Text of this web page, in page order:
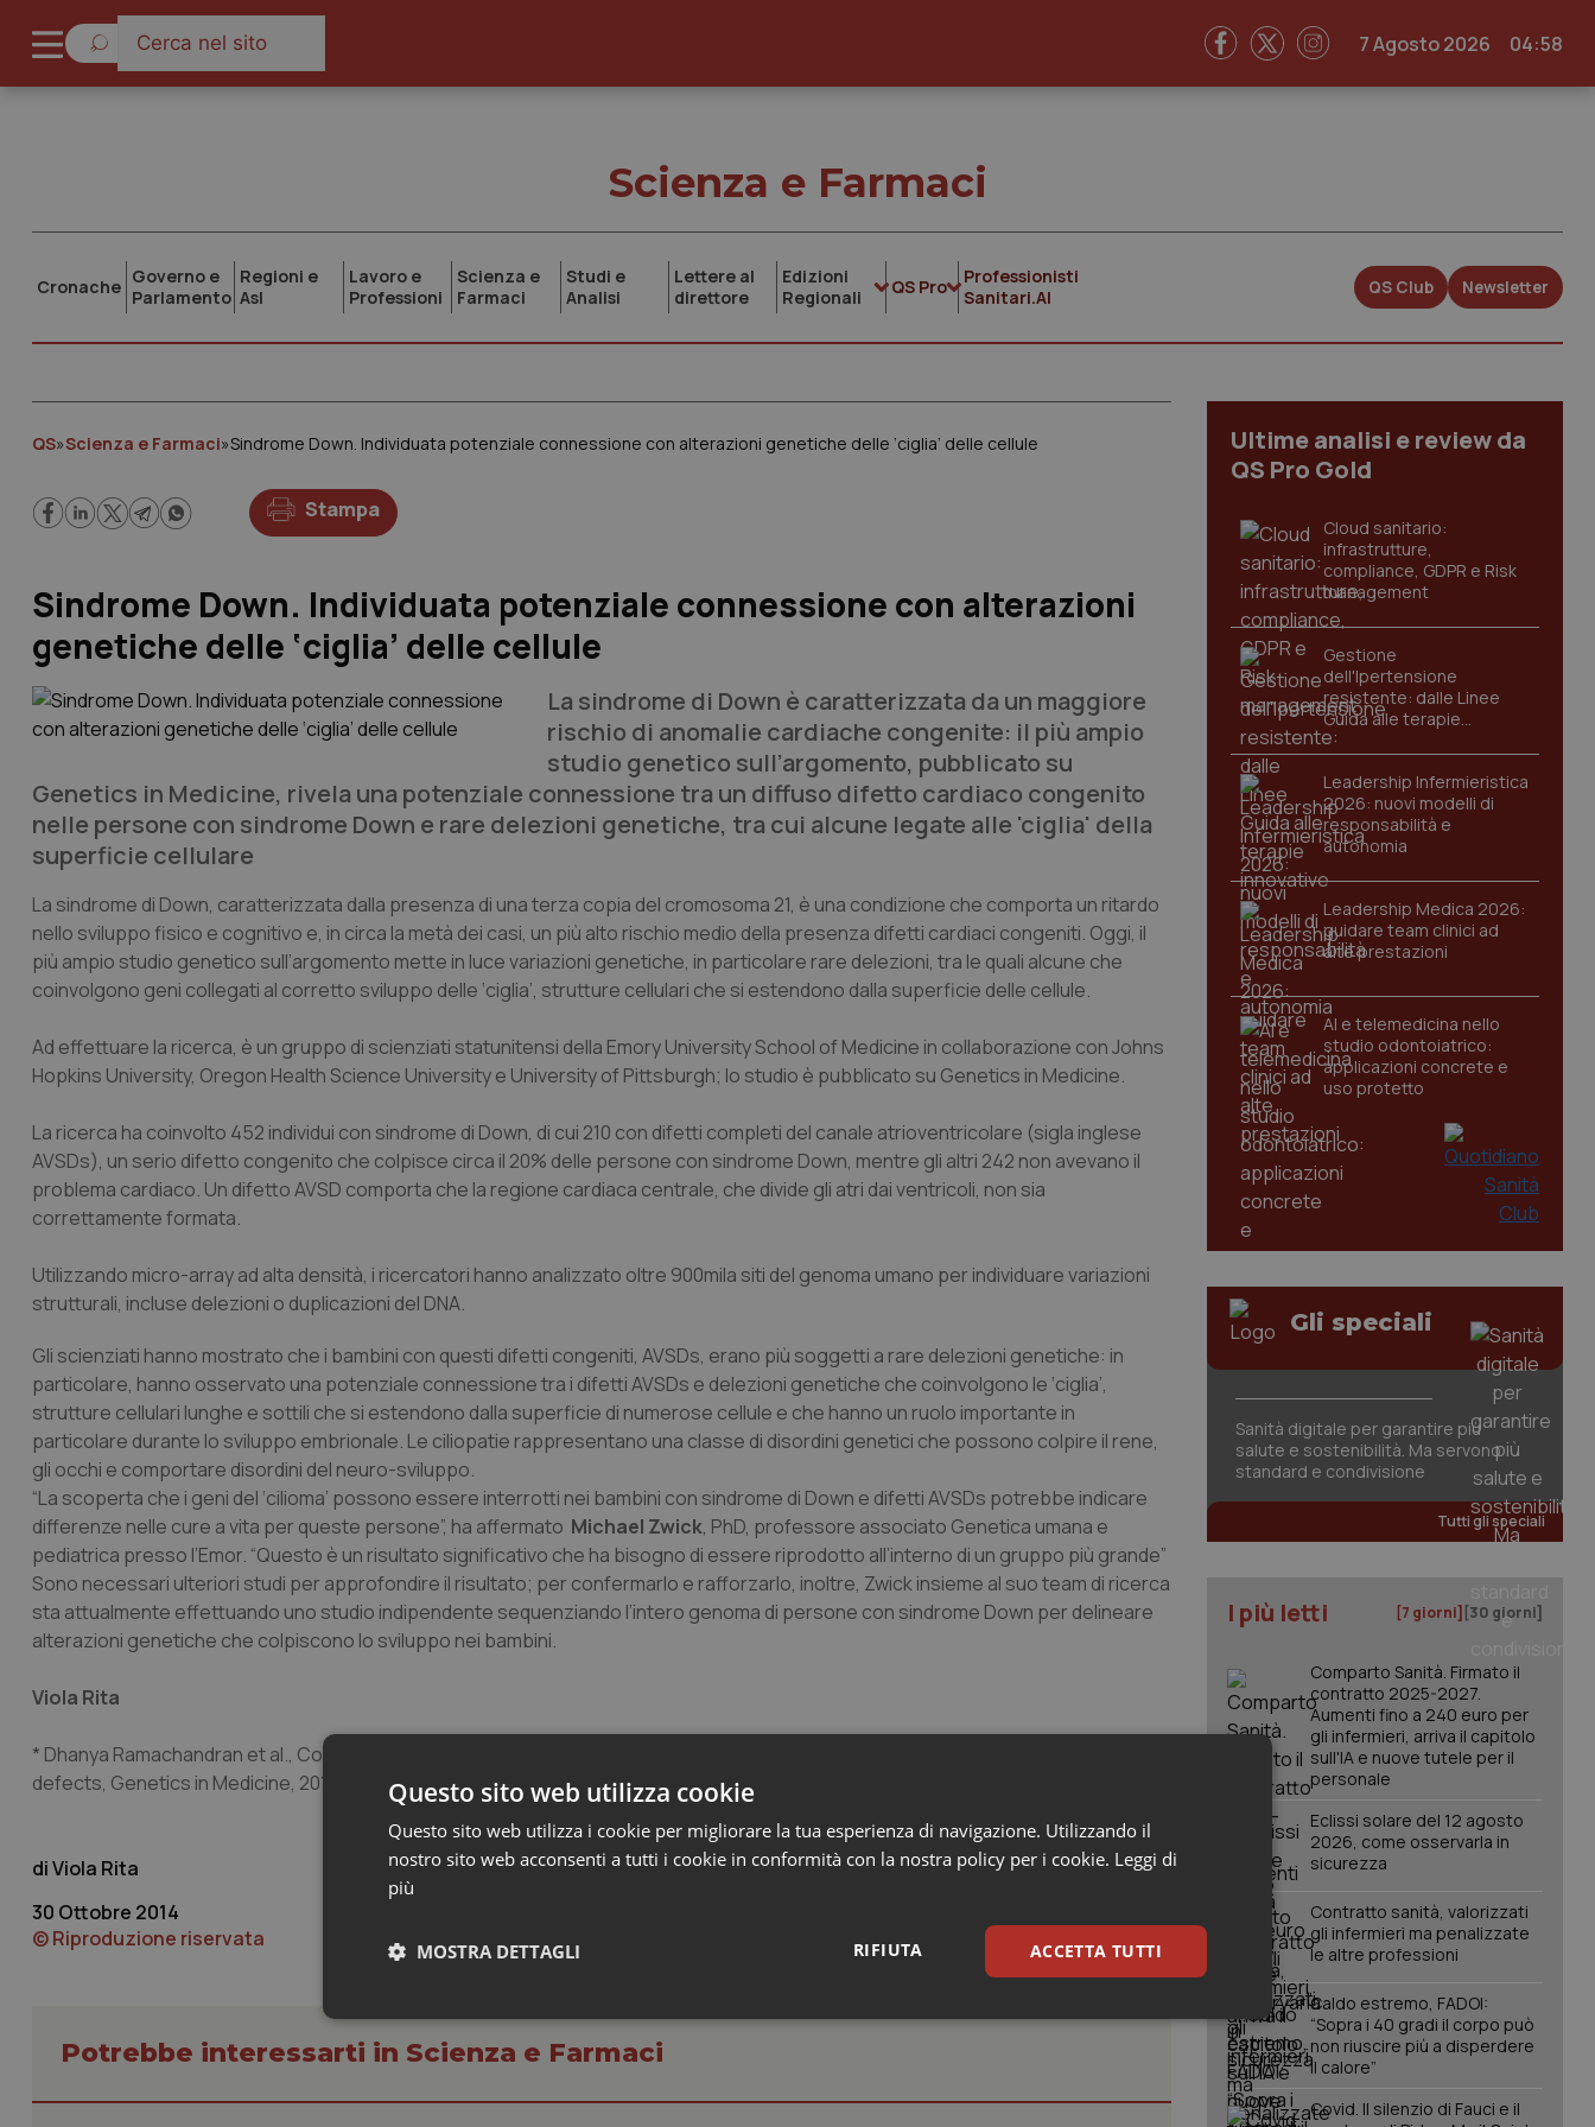
7 Agosto 2026 04:58
Scienza e Farmaci
Cronache Governo e
Parlamento
Regioni e
Asl
Lavoro e
Professioni
Scienza e
Farmaci
Studi e
Analisi
Lettere al
direttore
Edizioni
Regionali
QS Pro
Professionisti
Sanitari.AI
QS Club Newsletter
QS»Scienza e Farmaci»Sindrome Down. Individuata potenziale connessione con alterazioni genetiche delle ‘ciglia’ delle cellule
Stampa
Sindrome Down. Individuata potenziale connessione con alterazioni
genetiche delle ‘ciglia’ delle cellule
La sindrome di Down è caratterizzata da un maggiore
rischio di anomalie cardiache congenite: il più ampio
studio genetico sull’argomento, pubblicato su
Genetics in Medicine, rivela una potenziale connessione tra un diffuso difetto cardiaco congenito
nelle persone con sindrome Down e rare delezioni genetiche, tra cui alcune legate alle 'ciglia' della
superficie cellulare
La sindrome di Down, caratterizzata dalla presenza di una terza copia del cromosoma 21, è una condizione che comporta un ritardo
nello sviluppo fisico e cognitivo e, in circa la metà dei casi, un più alto rischio medio della presenza difetti cardiaci congeniti. Oggi, il
più ampio studio genetico sull’argomento mette in luce variazioni genetiche, in particolare rare delezioni, tra le quali alcune che
coinvolgono geni collegati al corretto sviluppo delle ‘ciglia’, strutture cellulari che si estendono dalla superficie delle cellule.
Ad effettuare la ricerca, è un gruppo di scienziati statunitensi della Emory University School of Medicine in collaborazione con Johns
Hopkins University, Oregon Health Science University e University of Pittsburgh; lo studio è pubblicato su Genetics in Medicine.
La ricerca ha coinvolto 452 individui con sindrome di Down, di cui 210 con difetti completi del canale atrioventricolare (sigla inglese
AVSDs), un serio difetto congenito che colpisce circa il 20% delle persone con sindrome Down, mentre gli altri 242 non avevano il
problema cardiaco. Un difetto AVSD comporta che la regione cardiaca centrale, che divide gli atri dai ventricoli, non sia
correttamente formata.
Utilizzando micro-array ad alta densità, i ricercatori hanno analizzato oltre 900mila siti del genoma umano per individuare variazioni
strutturali, incluse delezioni o duplicazioni del DNA.
Gli scienziati hanno mostrato che i bambini con questi difetti congeniti, AVSDs, erano più soggetti a rare delezioni genetiche: in
particolare, hanno osservato una potenziale connessione tra i difetti AVSDs e delezioni genetiche che coinvolgono le ‘ciglia’,
strutture cellulari lunghe e sottili che si estendono dalla superficie di numerose cellule e che hanno un ruolo importante in
particolare durante lo sviluppo embrionale. Le ciliopatie rappresentano una classe di disordini genetici che possono colpire il rene,
gli occhi e comportare disordini del neuro-sviluppo.
“La scoperta che i geni del ‘cilioma’ possono essere interrotti nei bambini con sindrome di Down e difetti AVSDs potrebbe indicare
differenze nelle cure a vita per queste persone”, ha affermato Michael Zwick, PhD, professore associato Genetica umana e
pediatrica presso l’Emor. “Questo è un risultato significativo che ha bisogno di essere riprodotto all’interno di un gruppo più grande”
Sono necessari ulteriori studi per approfondire il risultato; per confermarlo e rafforzarlo, inoltre, Zwick insieme al suo team di ricerca
sta attualmente effettuando uno studio indipendente sequenziando l’intero genoma di persone con sindrome Down per delineare
alterazioni genetiche che colpiscono lo sviluppo nei bambini.
Viola Rita
* Dhanya Ramachandran et al., Contribution of copy-number variation to Down syndrome–associated atrioventricular septal
defects, Genetics in Medicine, 2014, doi:10.1038/gim.2014.144
Viola Rita
30 Ottobre 2014
© Riproduzione riservata
Potrebbe interessarti in Scienza e Farmaci
Ultime analisi e review da
QS Pro Gold
Cloud sanitario:
infrastrutture,
compliance, GDPR e Risk
management
Gestione
dell'Ipertensione
resistente: dalle Linee
Guida alle terapie
innovative
Leadership Infermieristica
2026: nuovi modelli di
responsabilità e
autonomia
Leadership Medica 2026:
guidare team clinici ad
alte prestazioni
AI e telemedicina nello
studio odontoiatrico:
applicazioni concrete e
uso protetto
Gli speciali
Sanità digitale per garantire più
salute e sostenibilità. Ma servono
standard e condivisione
Tutti gli speciali
I più letti [7 giorni] [30 giorni]
Comparto Sanità. Firmato il
contratto 2025-2027.
Aumenti fino a 240 euro per
gli infermieri, arriva il capitolo
sull'IA e nuove tutele per il
personale
Eclissi solare del 12 agosto
2026, come osservarla in
sicurezza
Contratto sanità, valorizzati
gli infermieri ma penalizzate
le altre professioni
Caldo estremo, FADOI:
“Sopra i 40 gradi il corpo può
non riuscire più a disperdere
il calore”
Covid. Il silenzio di Fauci e il
Questo sito web utilizza cookie
Questo sito web utilizza i cookie per migliorare la tua esperienza di navigazione. Utilizzando il
nostro sito web acconsenti a tutti i cookie in conformità con la nostra policy per i cookie. Leggi di
più
ACCETTA TUTTI
RIFIUTA
MOSTRA DETTAGLI
Necessari Statistici Marketing